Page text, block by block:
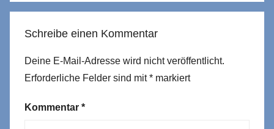
Schreibe einen Kommentar
Deine E-Mail-Adresse wird nicht veröffentlicht.
Erforderliche Felder sind mit* markiert
Kommentar *